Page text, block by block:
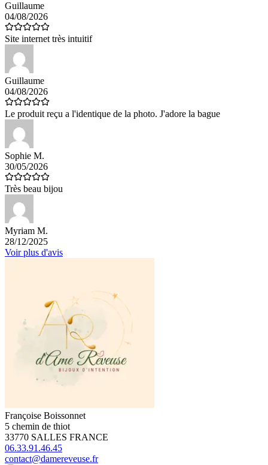
Guillaume
04/08/2026
Site internet très intuitif
Guillaume
04/08/2026
Le produit reçu a l'identique de la photo. J'adore la bague
Sophie M.
30/05/2026
Très beau bijou
Myriam M.
28/12/2025
Voir plus d'avis
Françoise Boissonnet
5 chemin de thiot
33770 SALLES FRANCE
06.33.91.46.45
contact@damereveuse.fr